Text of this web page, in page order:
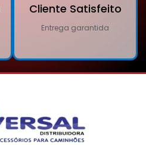
Cliente Satisfeito
Entrega garantida